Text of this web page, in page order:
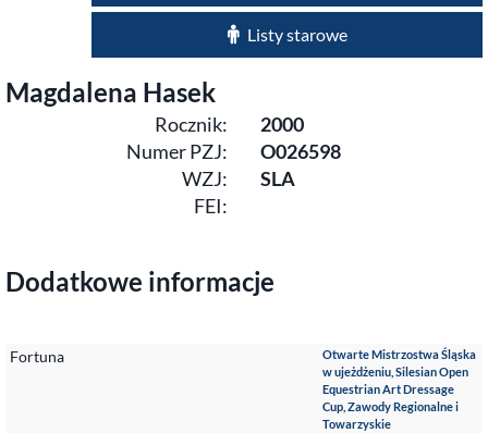
Listy starowe
Magdalena Hasek
Rocznik:
2000
Numer PZJ:
O026598
WZJ:
SLA
FEI:
Dodatkowe informacje
Fortuna
Otwarte Mistrzostwa Śląska
w ujeżdżeniu, Silesian Open
Equestrian Art Dressage
Cup, Zawody Regionalne i
Towarzyskie